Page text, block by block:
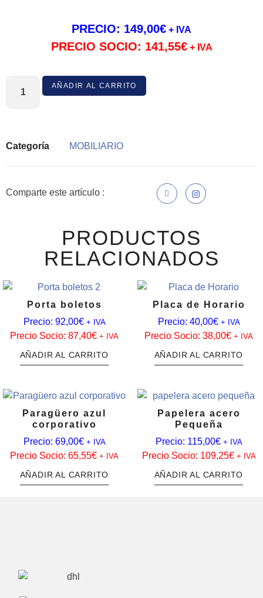
PRECIO: 149,00€ + IVA
PRECIO SOCIO: 141,55€+ IVA
AÑADIR AL CARRITO
Categoría MOBILIARIO
Comparte este artículo :
PRODUCTOS
RELACIONADOS
Porta boletos
Precio: 92,00€+ IVA
Precio Socio: 87,40€ + IVA
AÑADIR AL CARRITO
Placa de Horario
Precio: 40,00€+ IVA
Precio Socio: 38,00€ + IVA
AÑADIR AL CARRITO
Paragüero azul
corporativo
Precio: 69,00€+ IVA
Precio Socio: 65,55€ + IVA
AÑADIR AL CARRITO
Papelera acero
Pequeña
Precio: 115,00€+ IVA
Precio Socio: 109,25€+ IVA
AÑADIR AL CARRITO